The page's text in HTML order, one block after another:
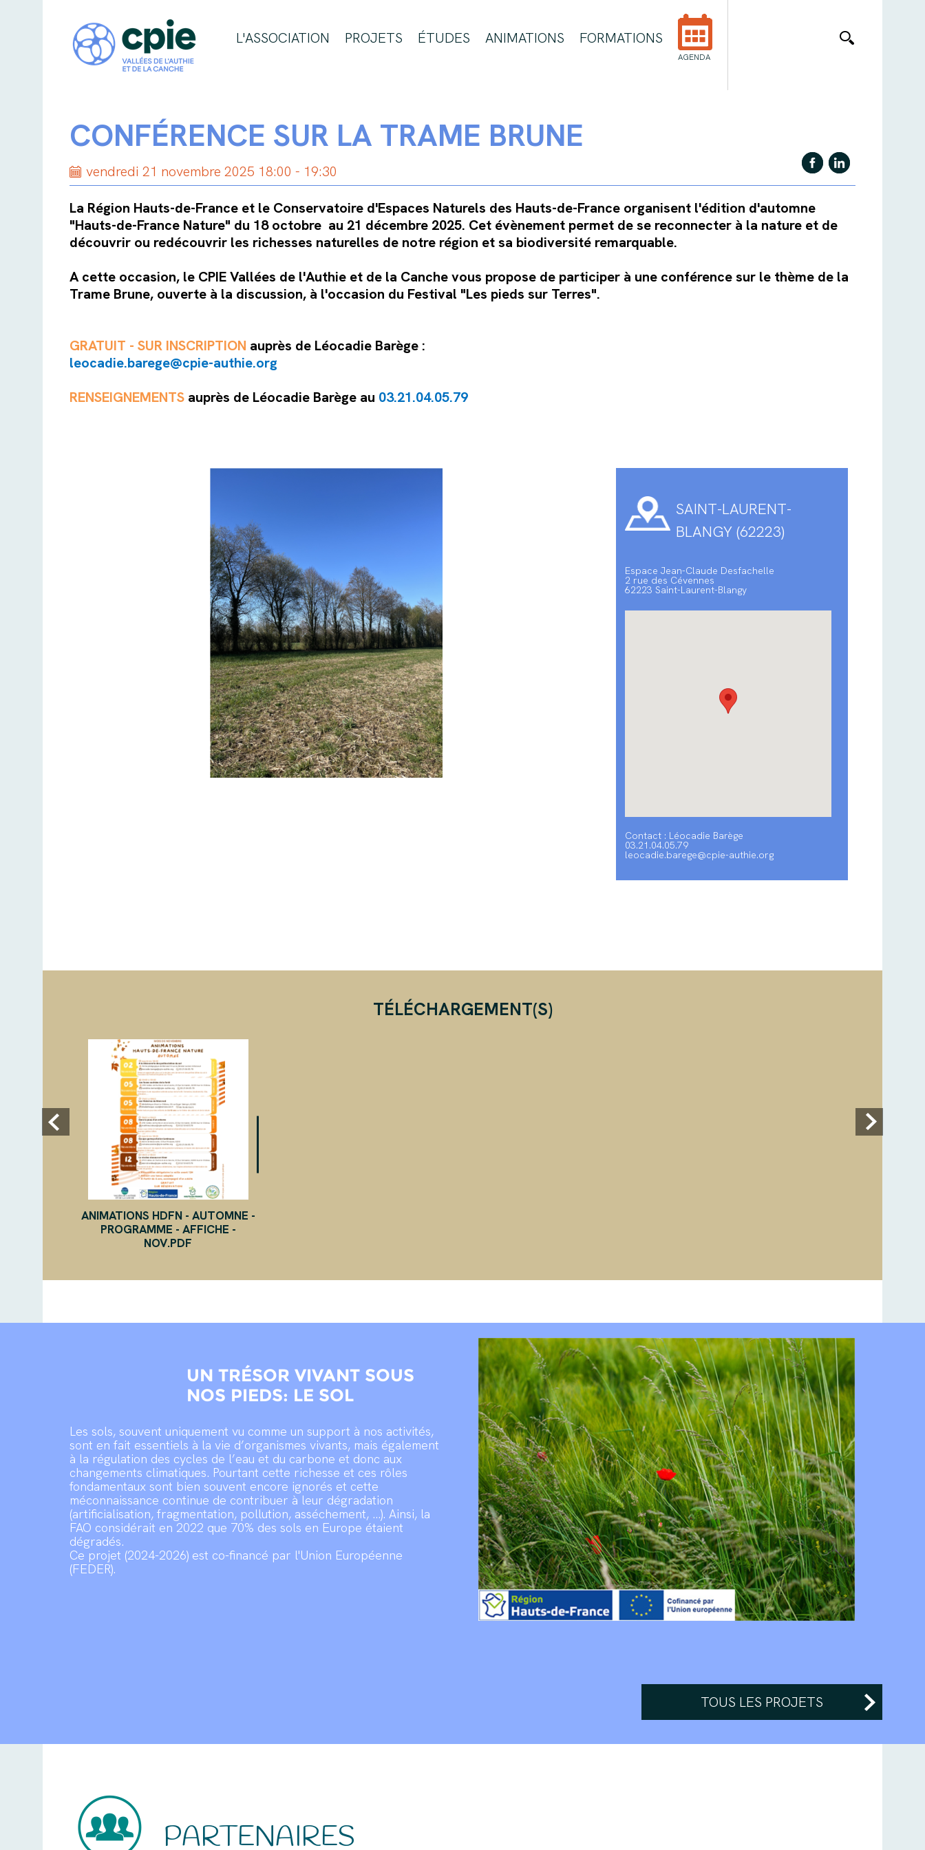
L'ASSOCIATION PROJETS ÉTUDES ANIMATIONS FORMATIONS
AGENDA
CONFÉRENCE SUR LA TRAME BRUNE
vendredi 21 novembre 2025 18:00 - 19:30
La Région Hauts-de-France et le Conservatoire d'Espaces Naturels des Hauts-de-France organisent l'édition d'automne
"Hauts-de-France Nature" du 18 octobre au 21 décembre 2025. Cet évènement permet de se reconnecter à la nature et de
découvrir ou redécouvrir les richesses naturelles de notre région et sa biodiversité remarquable.
A cette occasion, le CPIE Vallées de l'Authie et de la Canche vous propose de participer à une conférence sur le thème de la
Trame Brune, ouverte à la discussion, à l'occasion du Festival "Les pieds sur Terres".
GRATUIT - SUR INSCRIPTION auprès de Léocadie Barège :
leocadie.barege@cpie-authie.org
RENSEIGNEMENTS auprès de Léocadie Barège au 03.21.04.05.79
SAINT-LAURENT-
BLANGY (62223)
Espace Jean-Claude Desfachelle
2 rue des Cévennes
62223 Saint-Laurent-Blangy
Contact : Léocadie Barège
03.21.04.05.79
leocadie.barege@cpie-authie.org
TÉLÉCHARGEMENT(S)
ANIMATIONS HDFN - AUTOMNE -
PROGRAMME - AFFICHE -
NOV.PDF
UN TRÉSOR VIVANT SOUS
NOS PIEDS: LE SOL
Les sols, souvent uniquement vu comme un support à nos activités,
sont en fait essentiels à la vie d’organismes vivants, mais également
à la régulation des cycles de l’eau et du carbone et donc aux
changements climatiques. Pourtant cette richesse et ces rôles
fondamentaux sont bien souvent encore ignorés et cette
méconnaissance continue de contribuer à leur dégradation
(artificialisation, fragmentation, pollution, asséchement, …). Ainsi, la
FAO considérait en 2022 que 70% des sols en Europe étaient
dégradés.
Ce projet (2024-2026) est co-financé par l'Union Européenne
(FEDER).
TOUS LES PROJETS
PARTENAIRES